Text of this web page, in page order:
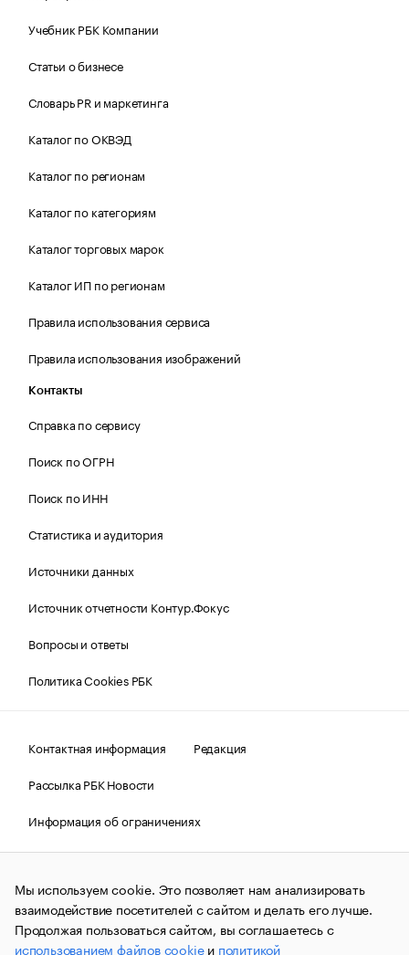
Учебник РБК Компании
Статьи о бизнесе
Словарь PR и маркетинга
Каталог по ОКВЭД
Каталог по регионам
Каталог по категориям
Каталог торговых марок
Каталог ИП по регионам
Правила использования сервиса
Правила использования изображений
Контакты
Справка по сервису
Поиск по ОГРН
Поиск по ИНН
Статистика и аудитория
Источники данных
Источник отчетности Контур.Фокус
Вопросы и ответы
Политика Cookies РБК
Контактная информация
Редакция
Рассылка РБК Новости
Информация об ограничениях
Правовая информация
О соблюдении авторских прав
© АО «РОСБИЗНЕСКОНСАЛТИНГ»,1995–2026.Сообщения
и материалы информационного агентства «РБК»
(зарегистрировано Федеральной службой по надзору в сфере
связи, информационных технологий и массовых
коммуникаций (Роскомнадзор) 09.12.2015 за номером ИА
Мы используем cookie. Это позволяет нам анализировать
взаимодействие посетителей с сайтом и делать его лучше.
Продолжая пользоваться сайтом, вы соглашаетесь с
использованием файлов cookieи политикой